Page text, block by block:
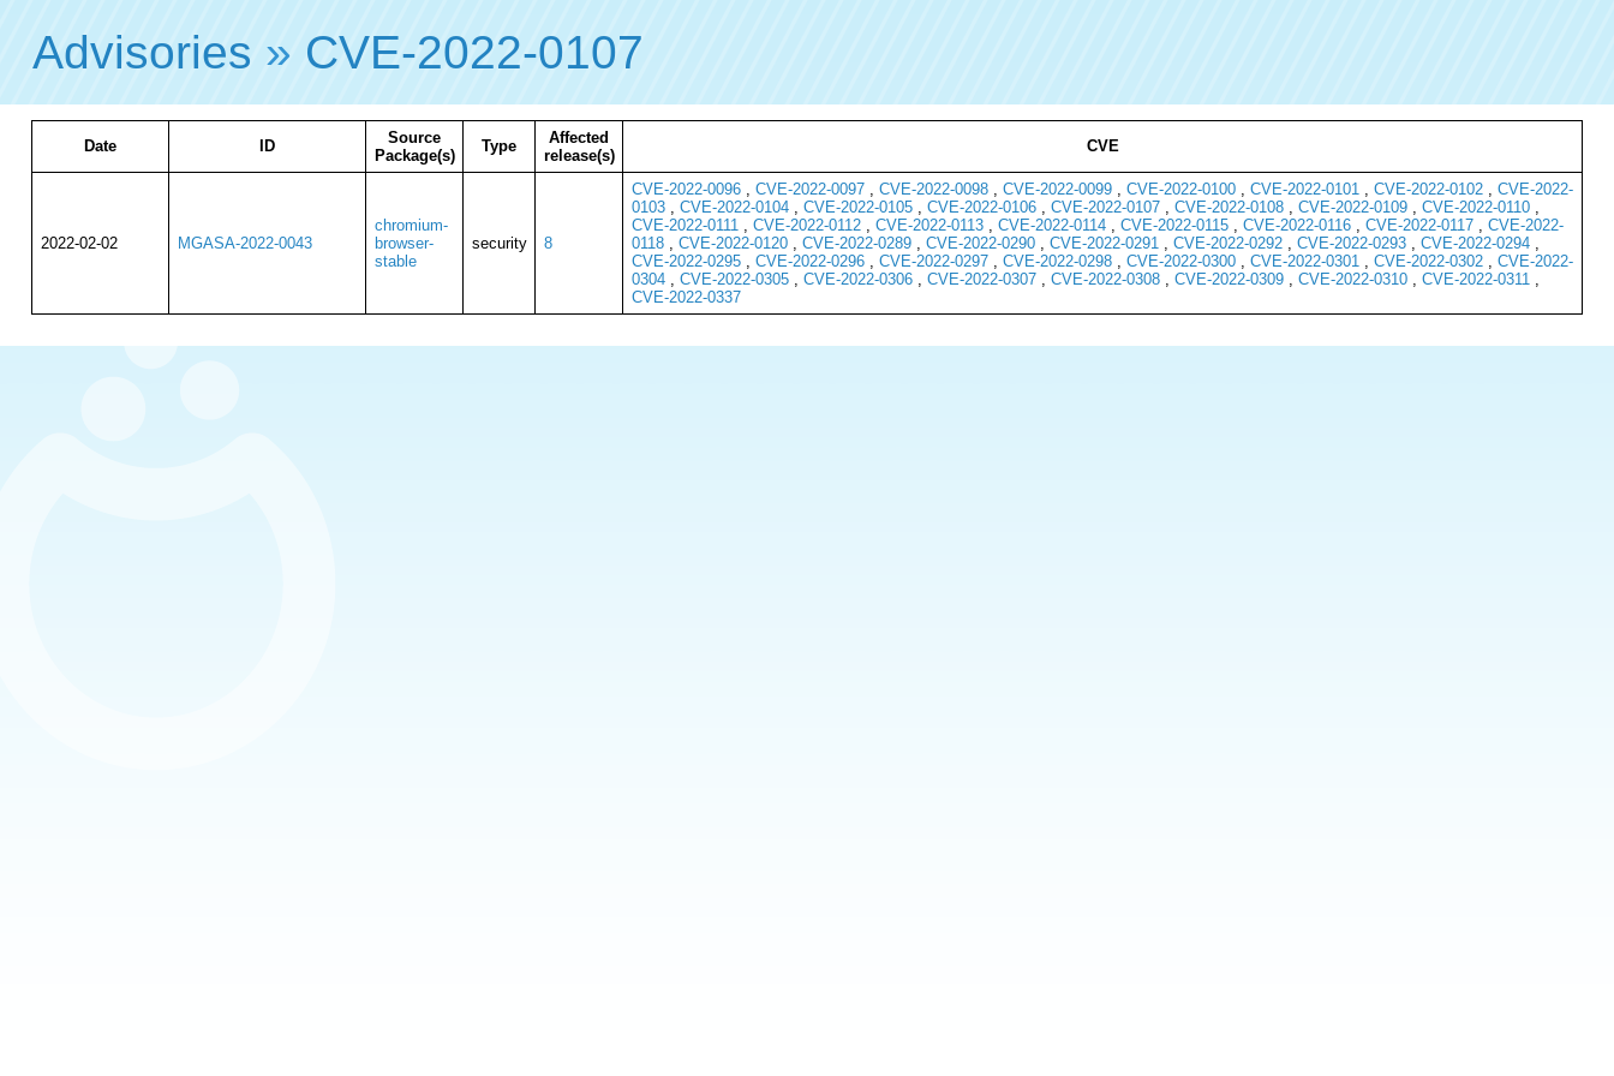
Advisories » CVE-2022-0107
Date ID
Source
Package(s)
Type
Affected
release(s)
CVE
2022-02-02 MGASA-2022-0043
chromium-
browser-
stable
security 8
CVE-2022-0096, CVE-2022-0097, CVE-2022-0098, CVE-2022-0099, CVE-2022-0100, CVE-2022-0101, CVE-2022-0102, CVE-2022-
0103, CVE-2022-0104, CVE-2022-0105, CVE-2022-0106, CVE-2022-0107, CVE-2022-0108, CVE-2022-0109, CVE-2022-0110,
CVE-2022-0111, CVE-2022-0112, CVE-2022-0113, CVE-2022-0114, CVE-2022-0115, CVE-2022-0116, CVE-2022-0117, CVE-2022-
0118, CVE-2022-0120, CVE-2022-0289, CVE-2022-0290, CVE-2022-0291, CVE-2022-0292, CVE-2022-0293, CVE-2022-0294,
CVE-2022-0295, CVE-2022-0296, CVE-2022-0297, CVE-2022-0298, CVE-2022-0300, CVE-2022-0301, CVE-2022-0302, CVE-2022-
0304, CVE-2022-0305, CVE-2022-0306, CVE-2022-0307, CVE-2022-0308, CVE-2022-0309, CVE-2022-0310, CVE-2022-0311,
CVE-2022-0337